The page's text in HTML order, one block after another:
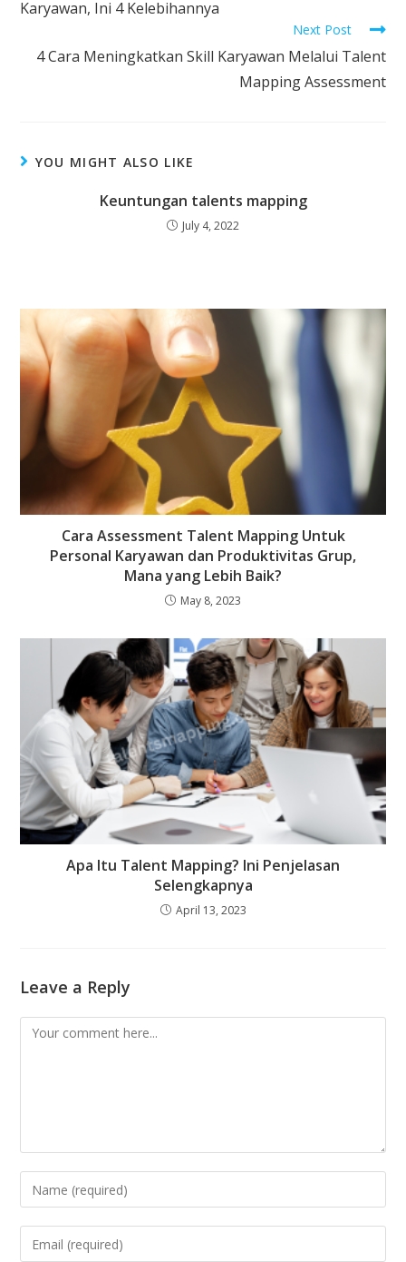
Karyawan, Ini 4 Kelebihannya
Next Post
4 Cara Meningkatkan Skill Karyawan Melalui Talent
Mapping Assessment
YOU MIGHT ALSO LIKE
Keuntungan talents mapping
July 4, 2022
Cara Assessment Talent Mapping Untuk
Personal Karyawan dan Produktivitas Grup,
Mana yang Lebih Baik?
May 8, 2023
Apa Itu Talent Mapping? Ini Penjelasan
Selengkapnya
April 13, 2023
Leave a Reply